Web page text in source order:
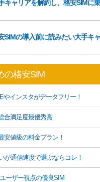
キャリアを解約し、格安SIMに
SIMの導入前に読みたい大手キ
の格安SIM
やインスタがデータフリー！
合満足度最優秀賞
安値級の料金プラン！
が通信速度で選ぶならコレ！
ーザー視点の優良SIM